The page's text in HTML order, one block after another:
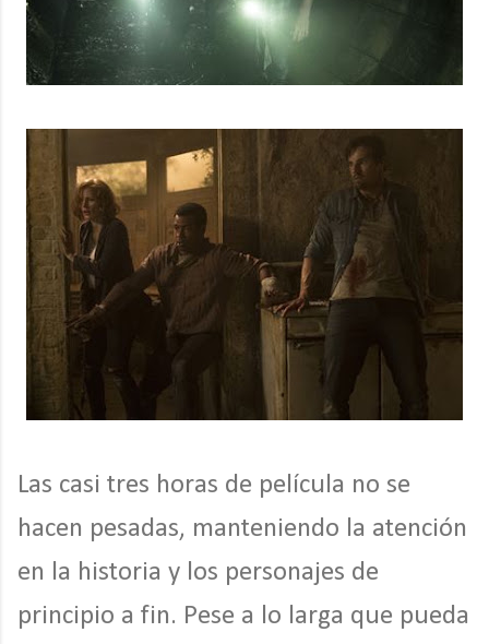
Las casi tres horas de película no se
hacen pesadas, manteniendo la atención
en la historia y los personajes de
principio a fin. Pese a lo larga que pueda